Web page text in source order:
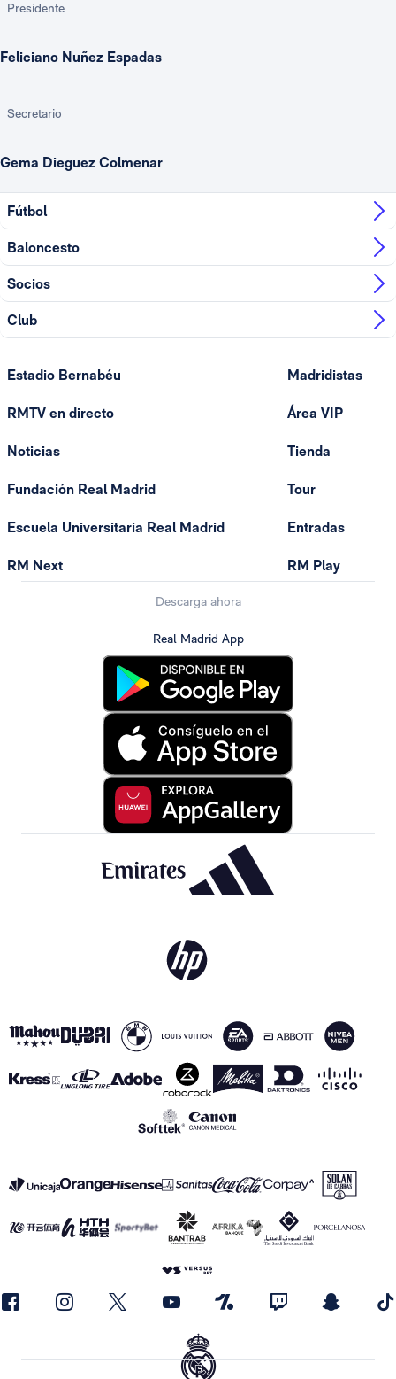
Presidente
Feliciano Nuñez Espadas
Secretario
Gema Dieguez Colmenar
Fútbol
Baloncesto
Socios
Club
Estadio Bernabéu
RMTV en directo
Noticias
Fundación Real Madrid
Escuela Universitaria Real Madrid
RM Next
Madridistas
Área VIP
Tienda
Tour
Entradas
RM Play
Descarga ahora
Real Madrid App